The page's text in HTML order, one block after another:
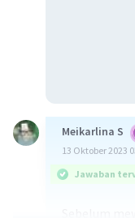
Meikarlina S
13 Oktober 2023
Jawaban